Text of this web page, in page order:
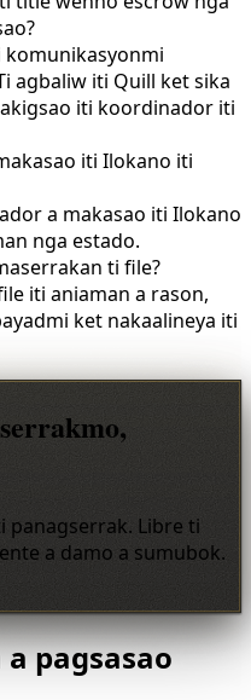
komunikasyonmi
agbaliw iti Quill ket sika
iti koordinador iti
iti Ilokano iti
a makasao iti Ilokano
nga estado.
ti file?
iti aniaman a rason,
ket nakaalineya iti
panagserrak. Libre ti
a damo a sumubok.
pagsasao